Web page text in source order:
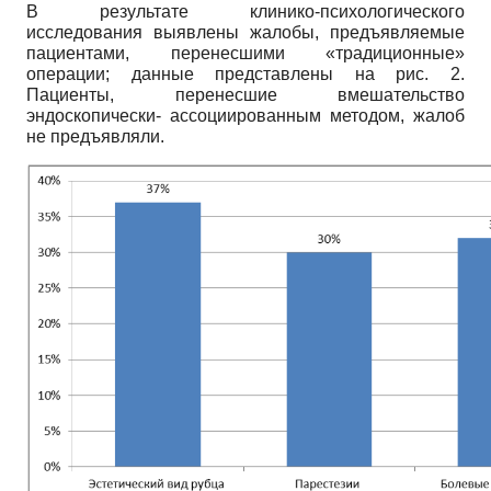
В результате клинико-психологического
исследования выявлены жалобы, предъявляемые
пациентами, перенесшими «традиционные»
операции; данные представлены на рис. 2.
Пациенты, перенесшие вмешательство
эндоскопически- ассоциированным методом, жалоб
не предъявляли.